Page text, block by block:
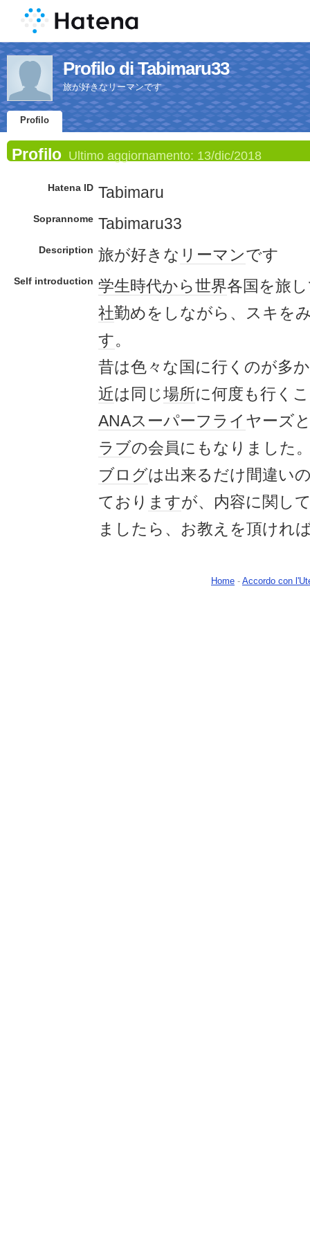
Profilo di Tabimaru33
旅が好きなリーマンです
Profilo
Profilo Ultimo aggiornamento: 13/dic/2018
Hatena ID Tabimaru
Soprannome Tabimaru33
Description 旅が好きな リーマンです
Self introduction 学生時代から世界各国を旅
社勤めをしながら、スキを
す。
昔は色々な国に行くのが多
近は同じ場所に何度も行く
ANAスーパーフライ ヤーズ
ラブの会員にもなりました
ブログは出来るだけ間違い
ており ますが、内容に関し
ましたら、お教えを頂けれ
Home - Accordo con